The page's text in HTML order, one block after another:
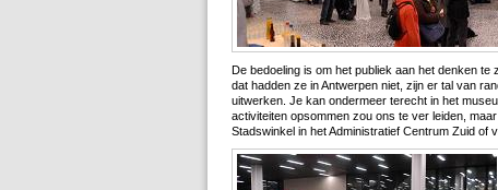
De bedoeling is om het publiek aan het denken
dat hadden ze in Antwerpen niet, zijn er tal van
uitwerken. Je kan ondermeer terecht in het
activiteiten opsommen zou ons te ver leiden,
Stadswinkel in het Administratief Centrum Zuid of